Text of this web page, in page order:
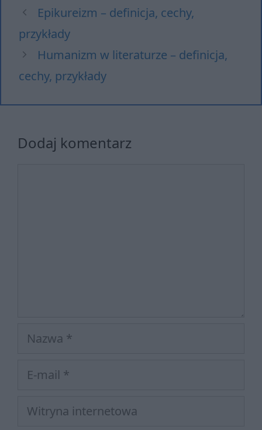
Epikureizm – definicja, cechy,
przykłady
Humanizm w literaturze – definicja,
cechy, przykłady
Dodaj komentarz
Nazwa
Witryna
internetowa